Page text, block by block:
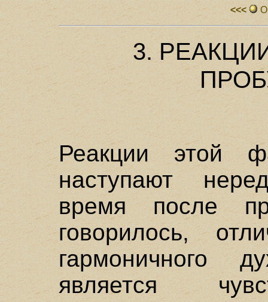
<<<
3.
Реакции этой
наступают
время после
говорилось,
гармоничного
является